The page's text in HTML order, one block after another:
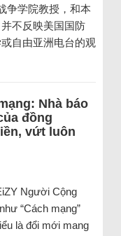
争学院教授，和本
不反映美国国防
自由亚洲电台的观
Nhà báo
đồng
vứt luôn
Người Cộng
“Cách mạng”
là đổi mới mang